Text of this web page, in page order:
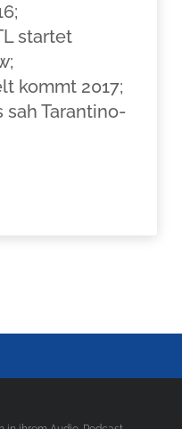
startet
kommt 2017;
sah Tarantino-